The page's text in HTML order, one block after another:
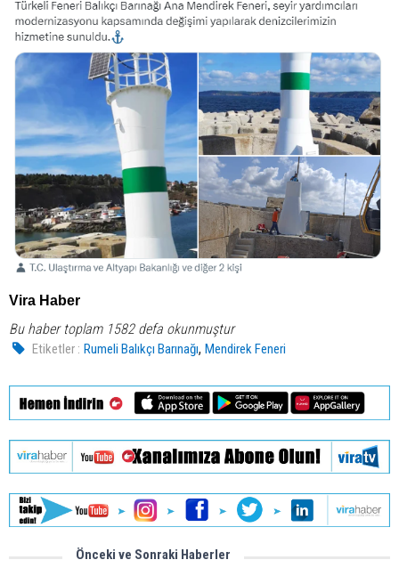
Vira Haber
Bu haber toplam 1582 defa okunmuştur
Etiketler : Rumeli Balıkçı Barınağı,Mendirek Feneri
Önceki ve Sonraki Haberler